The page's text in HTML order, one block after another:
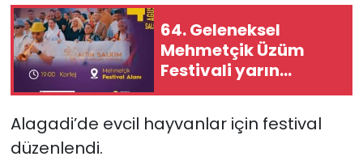
64. Geleneksel
Mehmetçik Üzüm
Festivali yarın
başlıyor
Alagadi’de evcil hayvanlar için festival
düzenlendi.
Nöbetçi Eczaneler
Otomobil Dünyası
Politika
SAĞLIK